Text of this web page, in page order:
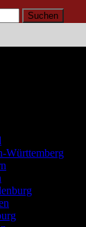
Württemberg